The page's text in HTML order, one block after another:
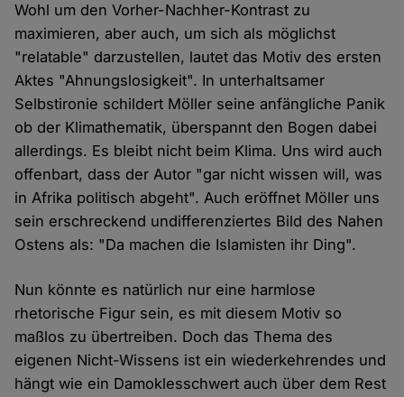
Wohl um den Vorher-Nachher-Kontrast zu
maximieren, aber auch, um sich als möglichst
"relatable" darzustellen, lautet das Motiv des ersten
Aktes "Ahnungslosigkeit". In unterhaltsamer
Selbstironie schildert Möller seine anfängliche Panik
ob der Klimathematik, überspannt den Bogen dabei
allerdings. Es bleibt nicht beim Klima. Uns wird auch
offenbart, dass der Autor "gar nicht wissen will, was
in Afrika politisch abgeht". Auch eröffnet Möller uns
sein erschreckend undifferenziertes Bild des Nahen
Ostens als: "Da machen die Islamisten ihr Ding".
Nun könnte es natürlich nur eine harmlose
rhetorische Figur sein, es mit diesem Motiv so
maßlos zu übertreiben. Doch das Thema des
eigenen Nicht-Wissens ist ein wiederkehrendes und
hängt wie ein Damoklesschwert auch über dem Rest